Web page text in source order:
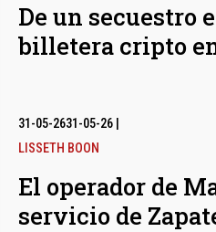
De un secuestro
billetera cripto
31-05-2631-05-26
LISSETH BOON
El operador de
servicio de